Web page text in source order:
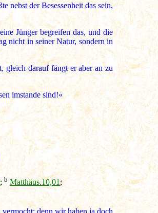
nebst der Besessenheit das sein,
Jünger begreifen das, und die
nicht in seiner Natur, sondern in
gleich darauf fängt er aber an zu
imstande sind!«
; b Matthäus.10,01;